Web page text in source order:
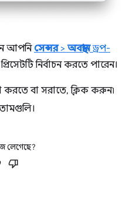
আপনি সেন্সর> অবস্থানড্রপ-
নির্বাচন করতে পারেন।
করতে বা সরাতে, ক্লিক করুন৷
লেগেছে?